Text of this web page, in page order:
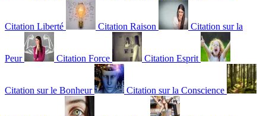
Citation Liberté Citation Raison Citation sur la
Peur Citation Force Citation Esprit
Citation sur le Bonheur Citation sur la Conscience